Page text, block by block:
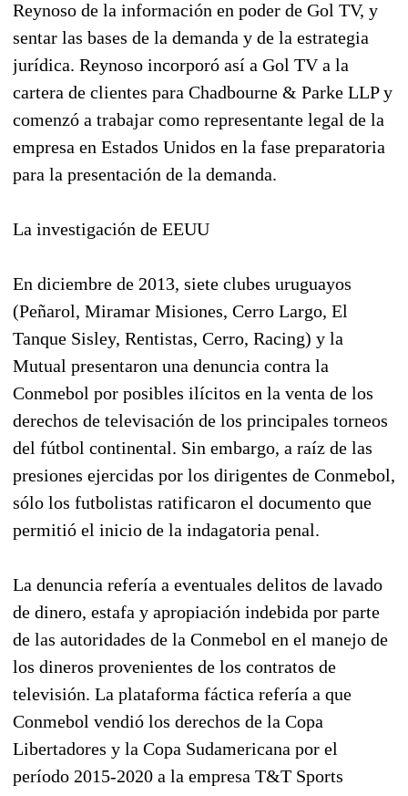
Reynoso de la información en poder de Gol TV, y
sentar las bases de la demanda y de la estrategia
jurídica. Reynoso incorporó así a Gol TV a la
cartera de clientes para Chadbourne & Parke LLP y
comenzó a trabajar como representante legal de la
empresa en Estados Unidos en la fase preparatoria
para la presentación de la demanda.
La investigación de EEUU
En diciembre de 2013, siete clubes uruguayos
(Peñarol, Miramar Misiones, Cerro Largo, El
Tanque Sisley, Rentistas, Cerro, Racing) y la
Mutual presentaron una denuncia contra la
Conmebol por posibles ilícitos en la venta de los
derechos de televisación de los principales torneos
del fútbol continental. Sin embargo, a raíz de las
presiones ejercidas por los dirigentes de Conmebol,
sólo los futbolistas ratificaron el documento que
permitió el inicio de la indagatoria penal.
La denuncia refería a eventuales delitos de lavado
de dinero, estafa y apropiación indebida por parte
de las autoridades de la Conmebol en el manejo de
los dineros provenientes de los contratos de
televisión. La plataforma fáctica refería a que
Conmebol vendió los derechos de la Copa
Libertadores y la Copa Sudamericana por el
período 2015-2020 a la empresa T&T Sports